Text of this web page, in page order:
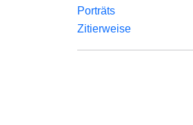
Porträts
Zitierweise